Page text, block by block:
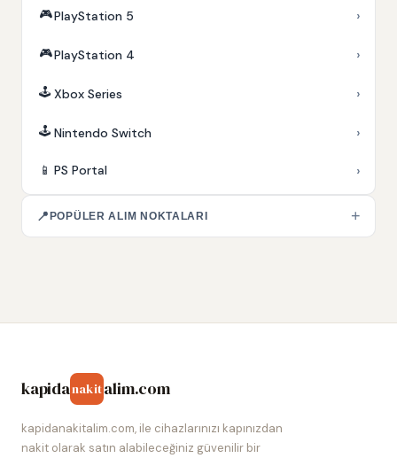
🎮PlayStation 5 ›
🎮PlayStation 4 ›
🕹️ Xbox Series ›
🕹️ Nintendo Switch ›
📱 PS Portal ›
📍 POPÜLER ALIM NOKTALARI +
kapidanakitalim.com
kapidanakitalim.com, ile cihazlarınızı kapınızdan
nakit olarak satın alabileceğiniz güvenilir bir